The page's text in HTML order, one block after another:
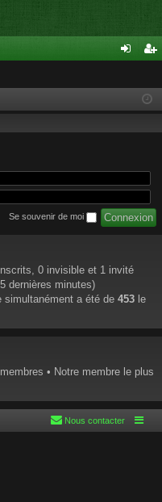
cri
Se souvenir de moi
0 invisible et 1 invité
dernières minutes)
simultanément a été de 453 le
membres • Notre membre le plus
Nous contacter